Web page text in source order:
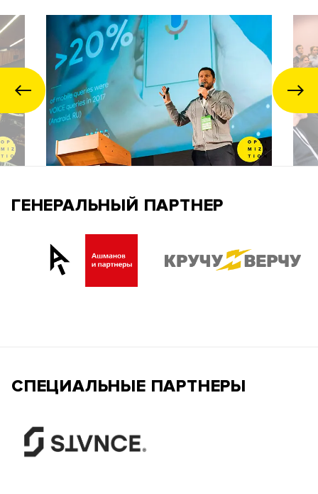
ГЕНЕРАЛЬНЫЙ ПАРТНЕР
СПЕЦИАЛЬНЫЕ ПАРТНЕРЫ